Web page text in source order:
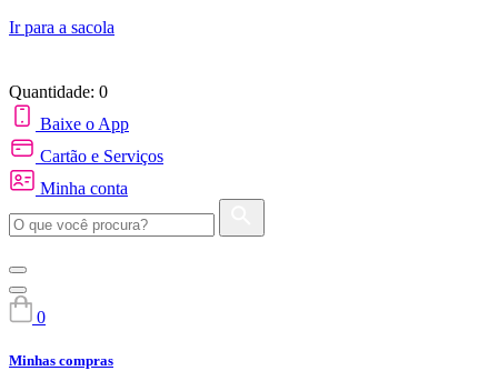
Ir para a sacola
Quantidade: 0
Baixe o App
Cartão e Serviços
Minha conta
0
Minhas compras